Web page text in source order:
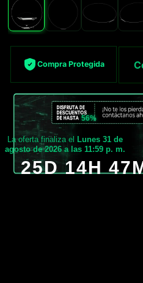
Compra Protegida
56%
La oferta finaliza el Lunes 31 de
agosto de 2026 a las 11:59 p. m.
25D 14H